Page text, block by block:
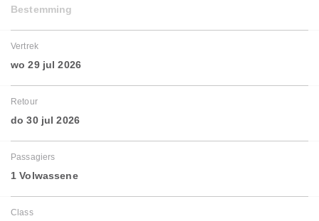
Bestemming
Vertrek
wo 29 jul 2026
Retour
do 30 jul 2026
Passagiers
1 Volwassene
Class